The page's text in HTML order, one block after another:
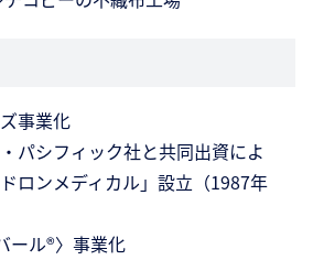
事業化
パシフィック社と共同出資によ
ロンメディカル」設立（1987年
ール®〉事業化